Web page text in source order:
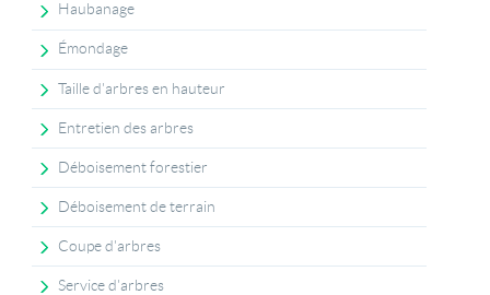
Haubanage
Émondage
Taille d'arbres en hauteur
Entretien des arbres
Déboisement forestier
Déboisement de terrain
Coupe d'arbres
Service d'arbres